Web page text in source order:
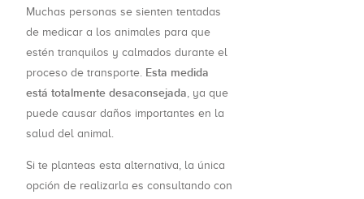
Muchas personas se sienten tentadas
de medicar a los animales para que
estén tranquilos y calmados durante el
proceso de transporte. Esta medida
está totalmente desaconsejada, ya que
puede causar daños importantes en la
salud del animal.
Si te planteas esta alternativa, la única
opción de realizarla es consultando con